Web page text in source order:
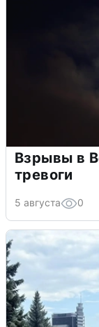
Взрывы в
тревоги
5 августа 0